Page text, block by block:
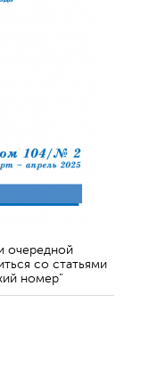
очередной
со статьями
номер"